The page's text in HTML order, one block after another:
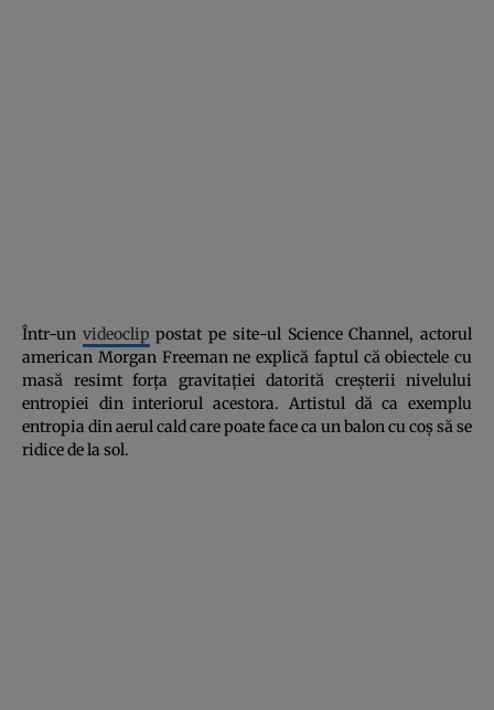
Într-un videoclip postat pe site-ul Science Channel, actorul
american Morgan Freeman ne explică faptul că obiectele cu
masă resimt forţa gravitaţiei datorită creşterii nivelului
entropiei din interiorul acestora. Artistul dă ca exemplu
entropia din aerul cald care poate face ca un balon cu coş să se
ridice de la sol.